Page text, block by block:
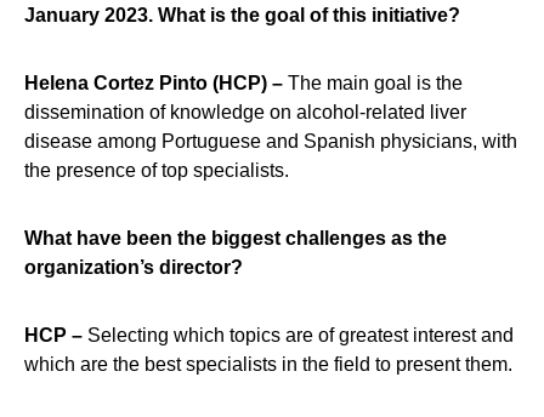
January 2023. What is the goal of this initiative?
Helena Cortez Pinto (HCP) – The main goal is the
dissemination of knowledge on alcohol-related liver
disease among Portuguese and Spanish physicians, with
the presence of top specialists.
What have been the biggest challenges as the
organization’s director?
HCP – Selecting which topics are of greatest interest and
which are the best specialists in the field to present them.